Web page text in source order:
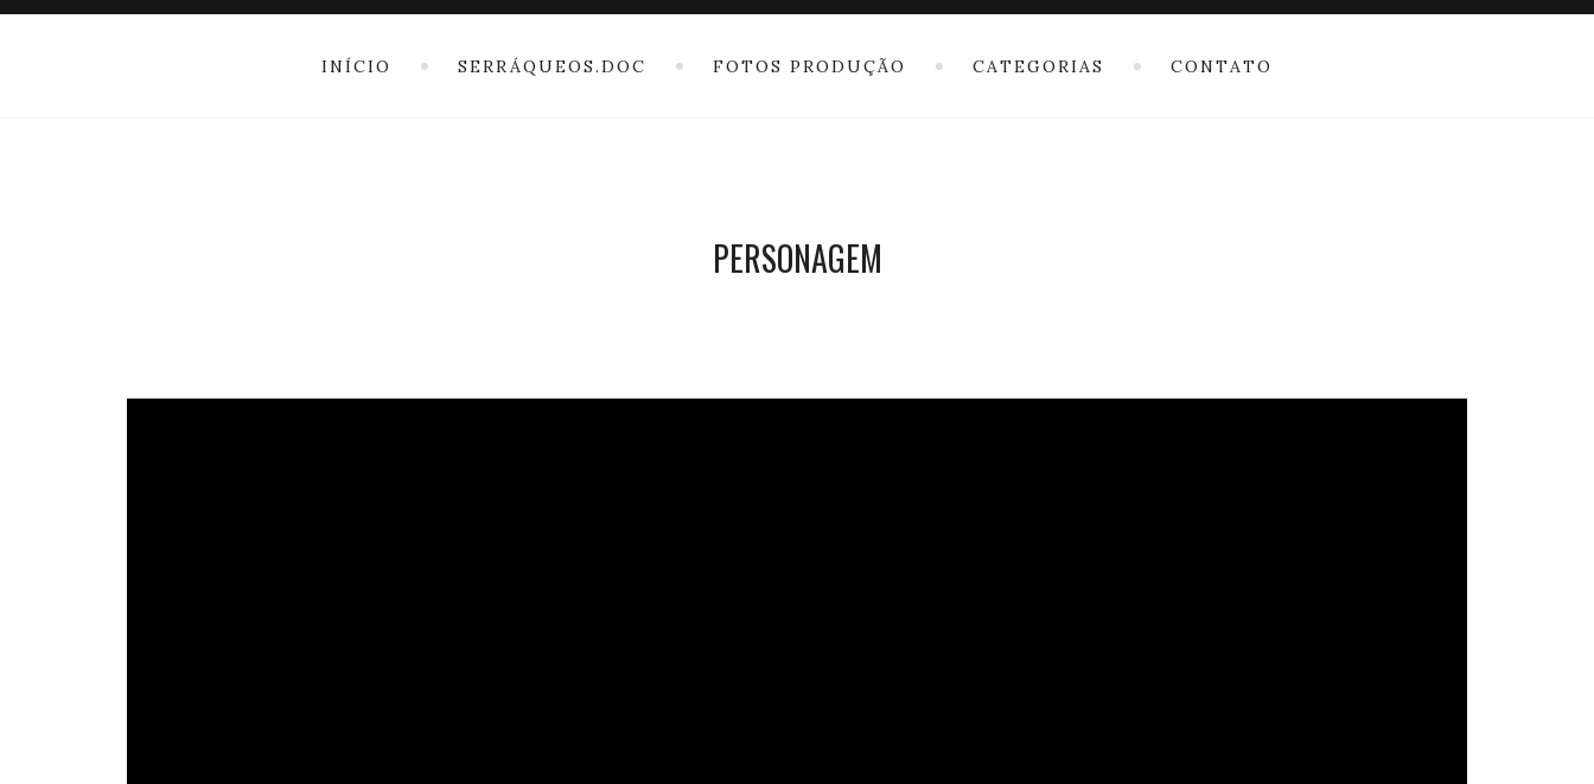
INÍCIO SERRÁQUEOS.DOC FOTOS PRODUÇÃO CATEGORIAS CONTATO
PERSONAGEM